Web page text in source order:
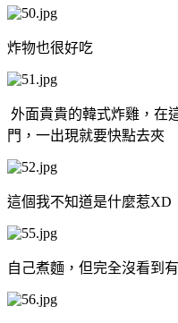
炸物也很好吃
外面貴貴的韓式炸雞，在
門，一出現就要快點去夾
這個我不知道是什麼惹XD
自己煮麵，但完全沒看到